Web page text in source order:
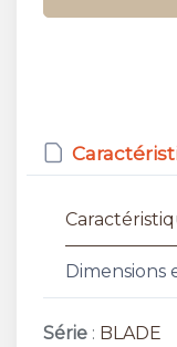
Dimensions
Série : BLADE